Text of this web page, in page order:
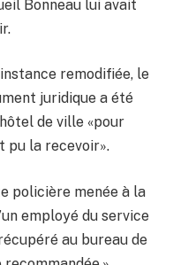
Bonneau lui avait
remodifiée, le
juridique a été
de ville «pour
pu la recevoir».
policière menée à la
employé du service
au bureau de